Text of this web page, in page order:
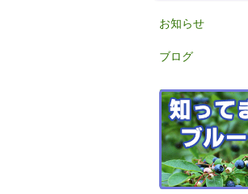
お知らせ
ブログ